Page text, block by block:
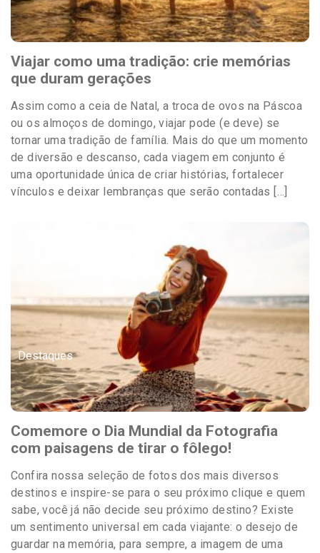
Viajar como uma tradição: crie memórias
que duram gerações
Assim como a ceia de Natal, a troca de ovos na Páscoa
ou os almoços de domingo, viajar pode (e deve) se
tornar uma tradição de família. Mais do que um momento
de diversão e descanso, cada viagem em conjunto é
uma oportunidade única de criar histórias, fortalecer
vínculos e deixar lembranças que serão contadas […]
Destaques
Comemore o Dia Mundial da Fotografia
com paisagens de tirar o fôlego!
Confira nossa seleção de fotos dos mais diversos
destinos e inspire-se para o seu próximo clique e quem
sabe, você já não decide seu próximo destino? Existe
um sentimento universal em cada viajante: o desejo de
guardar na memória, para sempre, a imagem de uma